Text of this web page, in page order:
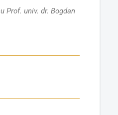
Prof. univ. dr. Bogdan